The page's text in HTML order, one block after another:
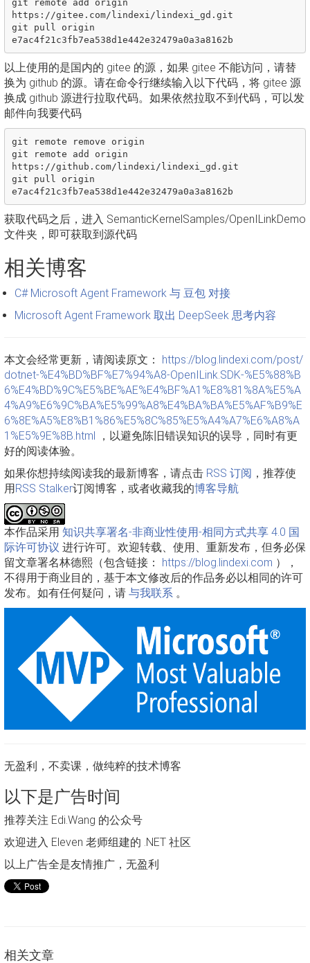
git remote add origin
https://gitee.com/lindexi/lindexi_gd.git
git pull origin
以上使用的是国内的 gitee 的源，如果 gitee 不能访问，请替
换为 github 的源。请在命令行继续输入以下代码，将 gitee 源
换成 github 源进行拉取代码。如果依然拉取不到代码，可以发
邮件向我要代码
git remote remove origin
git remote add origin
https://github.com/lindexi/lindexi_gd.git
git pull origin
获取代码之后，进入 SemanticKernelSamples/OpenILinkDemo
文件夹，即可获取到源代码
相关博客
C# Microsoft Agent Framework 与 豆包 对接
Microsoft Agent Framework 取出 DeepSeek 思考内容
本文会经常更新，请阅读原文： https://blog.lindexi.com/post/
dotnet-%E4%BD%BF%E7%94%A8-OpenILink.SDK-%E5%88%B
6%E4%BD%9C%E5%BE%AE%E4%BF%A1%E8%81%8A%E5%A
4%A9%E6%9C%BA%E5%99%A8%E4%BA%BA%E5%AF%B9%E
6%8E%A5%E8%B1%86%E5%8C%85%E5%A4%A7%E6%A8%A
1%E5%9E%8B.html ，以避免陈旧错误知识的误导，同时有更
好的阅读体验。
如果你想持续阅读我的最新博客，请点击 RSS 订阅 ，推荐使
用RSS Stalker订阅博客，或者收藏我的博客导航
本作品采用 知识共享署名-非商业性使用-相同方式共享 4.0 国
际许可协议 进行许可。欢迎转载、使用、重新发布，但务必保
留文章署名林德熙（包含链接： https://blog.lindexi.com ），
不得用于商业目的，基于本文修改后的作品务必以相同的许可
发布。如有任何疑问，请 与我联系 。
无盈利，不卖课，做纯粹的技术博客
以下是广告时间
推荐关注 Edi.Wang 的公众号
欢迎进入 Eleven 老师组建的 .NET 社区
以上广告全是友情推广，无盈利
相关文章